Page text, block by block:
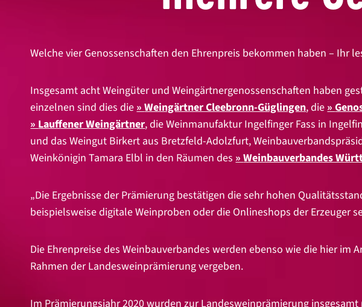
Welche vier Genossenschaften den Ehrenpreis bekommen haben – Ihr
Insgesamt acht Weingüter und Weingärtnergenossenschaften haben
einzelnen sind dies die Weingärtner Cleebronn-Güglingen, die
Lauffener Weingärtner, die Weinmanufaktur Ingelfinger Fass in
und das Weingut Birkert aus Bretzfeld-Adolzfurt,
Weinkönigin Tamara Elbl in den Räumen des Weinbauverbandes
„Die Ergebnisse der Prämierung bestätigen die sehr hohen
beispielsweise digitale Weinproben oder die Onlineshops der Erzeuger
Die Ehrenpreise des Weinbauverbandes werden ebenso wie die hier
Rahmen der Landesweinprämierung vergeben.
Im Prämierungsjahr 2020 wurden zur Landesweinprämierung